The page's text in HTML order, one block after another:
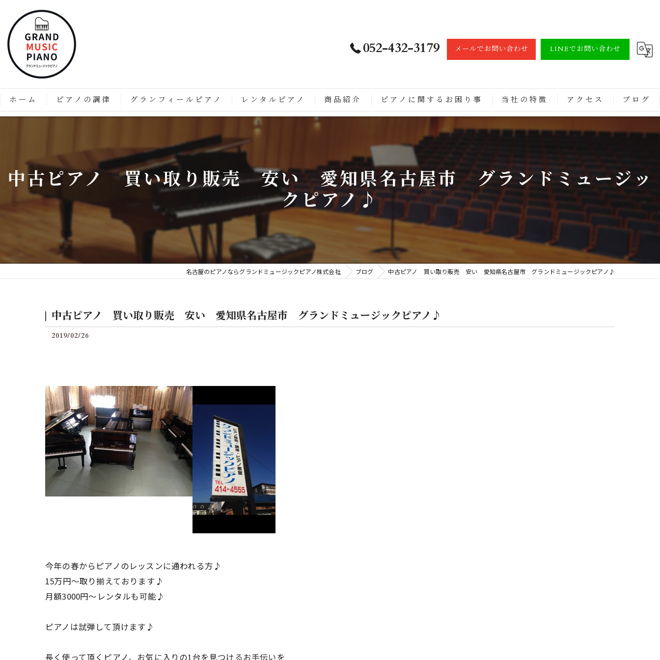
052-432-3179 メールでお問い合わせ LINEでお問い合わせ
ホーム ピアノの調律
価格表
グランフィールピアノ
グランフィールピアノの特徴
グランフィールピアノのここがすごい
グランドピアノのようなアップライトピアノに生まれ変わるまでの流れ
後付けグランフィールの料金
レンタルピアノ 商品紹介 ピアノに関するお困り事 当社の特徴
調律
修理
レンタル
アクセス ブログ
中古ピアノ 買い取り販売 安い 愛知県名古屋市 グランドミュージッ
クピアノ♪
名古屋のピアノならグランドミュージックピアノ株式会社 ブログ 中古ピアノ 買い取り販売 安い 愛知県名古屋市 グランドミュージックピアノ♪
中古ピアノ 買い取り販売 安い 愛知県名古屋市 グランドミュージックピアノ♪
2019/02/26
今年の春からピアノのレッスンに通われる方♪
15万円～取り揃えております♪
月額3000円～レンタルも可能♪
ピアノは試弾して頂けます♪
長く使って頂くピアノ、お気に入りの1台を見つけるお手伝いを